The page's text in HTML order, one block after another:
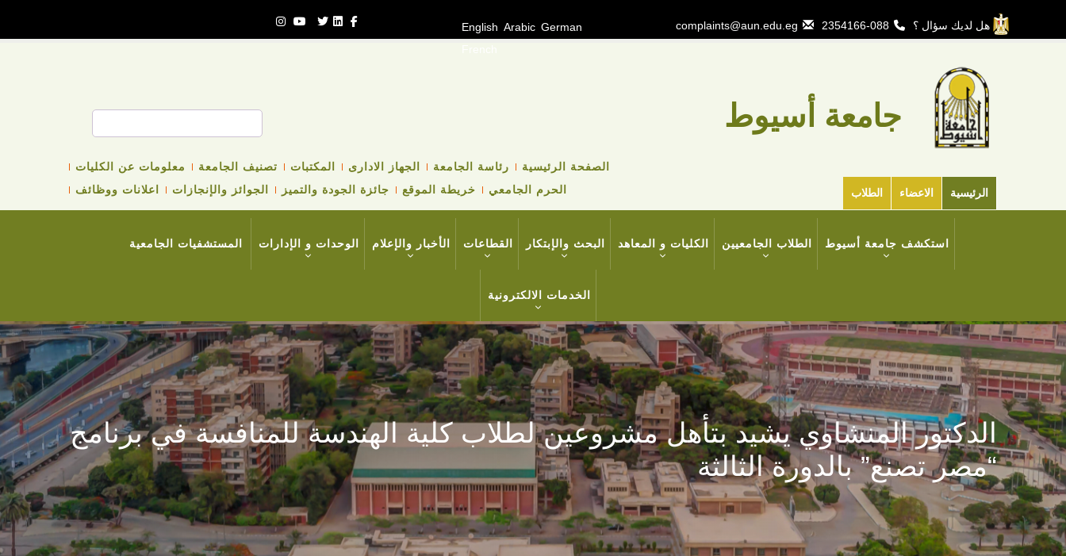
المحتوى
هل لديك سؤال ؟ 088-2354166
complaints@aun.edu.eg
English Arabic German
جامعة أسيوط
الرئيسية الاعضاء الطلاب
NAVIGATION
MENU
الصفحة الرئيسية رئاسة الجامعة الجهاز الادارى المكتبات تصنيف الجامعة
معلومات عن الكليات
الحرم الجامعي
خريطة الموقع جائزة الجودة والتميز الجوائز والإنجازات اعلانات ووظائف
NAVIGATION
استكشف جامعة أسيوط الطلاب الجامعيين الكليات و المعاهد البحث والإبتكار القطاعات الأخبار والإعلام الوحدات و الإدارات المستشفيات الجامعية
الخدمات الالكترونية
الدكتور المنشاوي يشيد بتأهل مشروعين لطلاب كلية الهندسة للمنافسة في برنامج
“مصر تصنع” بالدورة الثالثة